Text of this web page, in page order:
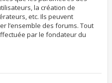
la création de
etc. Ils peuvent
l’ensemble des forums. Tout
par le fondateur du